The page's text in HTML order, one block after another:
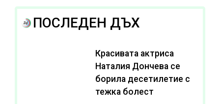
ПОСЛЕДЕН ДЪХ
Красивата актриса
Наталия Дончева се
борила десетилетие с
тежка болест